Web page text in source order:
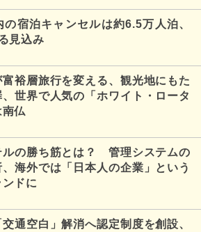
宿泊キャンセルは約6.5万人泊、
見込み
富裕層旅行を変える、観光地にもた
世界で人気の「ホワイト・ロータ
仏
ルの勝ち筋とは？ 管理システムの
海外では「日本人の企業」という
ドに
通空白」解消へ認定制度を創設、